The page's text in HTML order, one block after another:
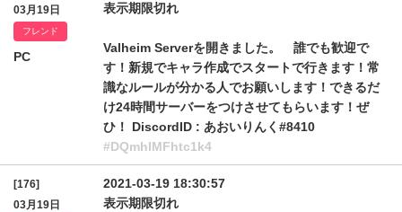
03月19日
フレンド
PC
表示期限切れ
Valheim Serverを開きました。 誰でも歓迎で
す！新規でキャラ作成でスタートで行きます！常
識なルールが分かる人でお願いします！できるだ
け24時間サーバーをつけさせてもらいます！ぜ
ひ！ DiscordID : あおいりんく#8410
#DQmhIMFhtc1k4
[176]
03月19日
2021-03-19 18:30:57
表示期限切れ